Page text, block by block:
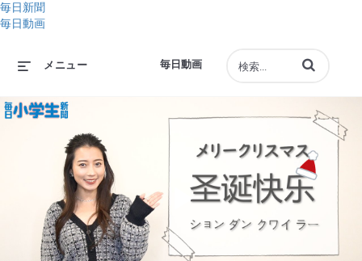
毎日新聞
毎日動画
毎日動画
メニュー 動画の検索語句
Play